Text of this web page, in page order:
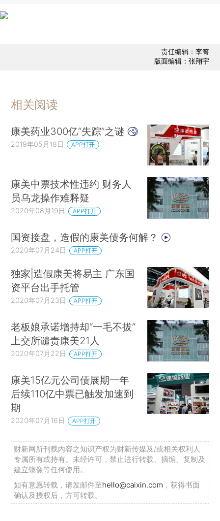
责任编辑：李箐
版面编辑：张翔宇
相关阅读
康美药业300亿“失踪”之谜
2019年05月18日 APP打开
康美中票技术性违约 财务人
员乌龙操作难释疑
2020年08月19日 APP打开
国资接盘，造假的康美债务何解？
2020年07月24日 APP打开
独家|造假康美将易主 广东国
资平台出手托管
2020年07月23日 APP打开
老板娘承诺增持却“一毛不拔”
上交所谴责康美21人
2020年07月22日 APP打开
康美15亿元公司债展期一年
后续110亿中票已触发加速到
期
2020年07月16日 APP打开
财新网所刊载内容之知识产权为财新传媒及/或相关权利人
专属所有或持有。未经许可，禁止进行转载、摘编、复制及
建立镜像等任何使用。
如有意愿转载，请发邮件至hello@caixin.com ，获得书面
确认及授权后，方可转载。